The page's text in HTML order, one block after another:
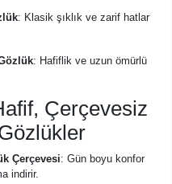
: Klasik şıklık ve zarif hatlar
: Hafiflik ve uzun ömürlü
Çerçevesiz
Çerçevesi: Gün boyu konfor
indirir.